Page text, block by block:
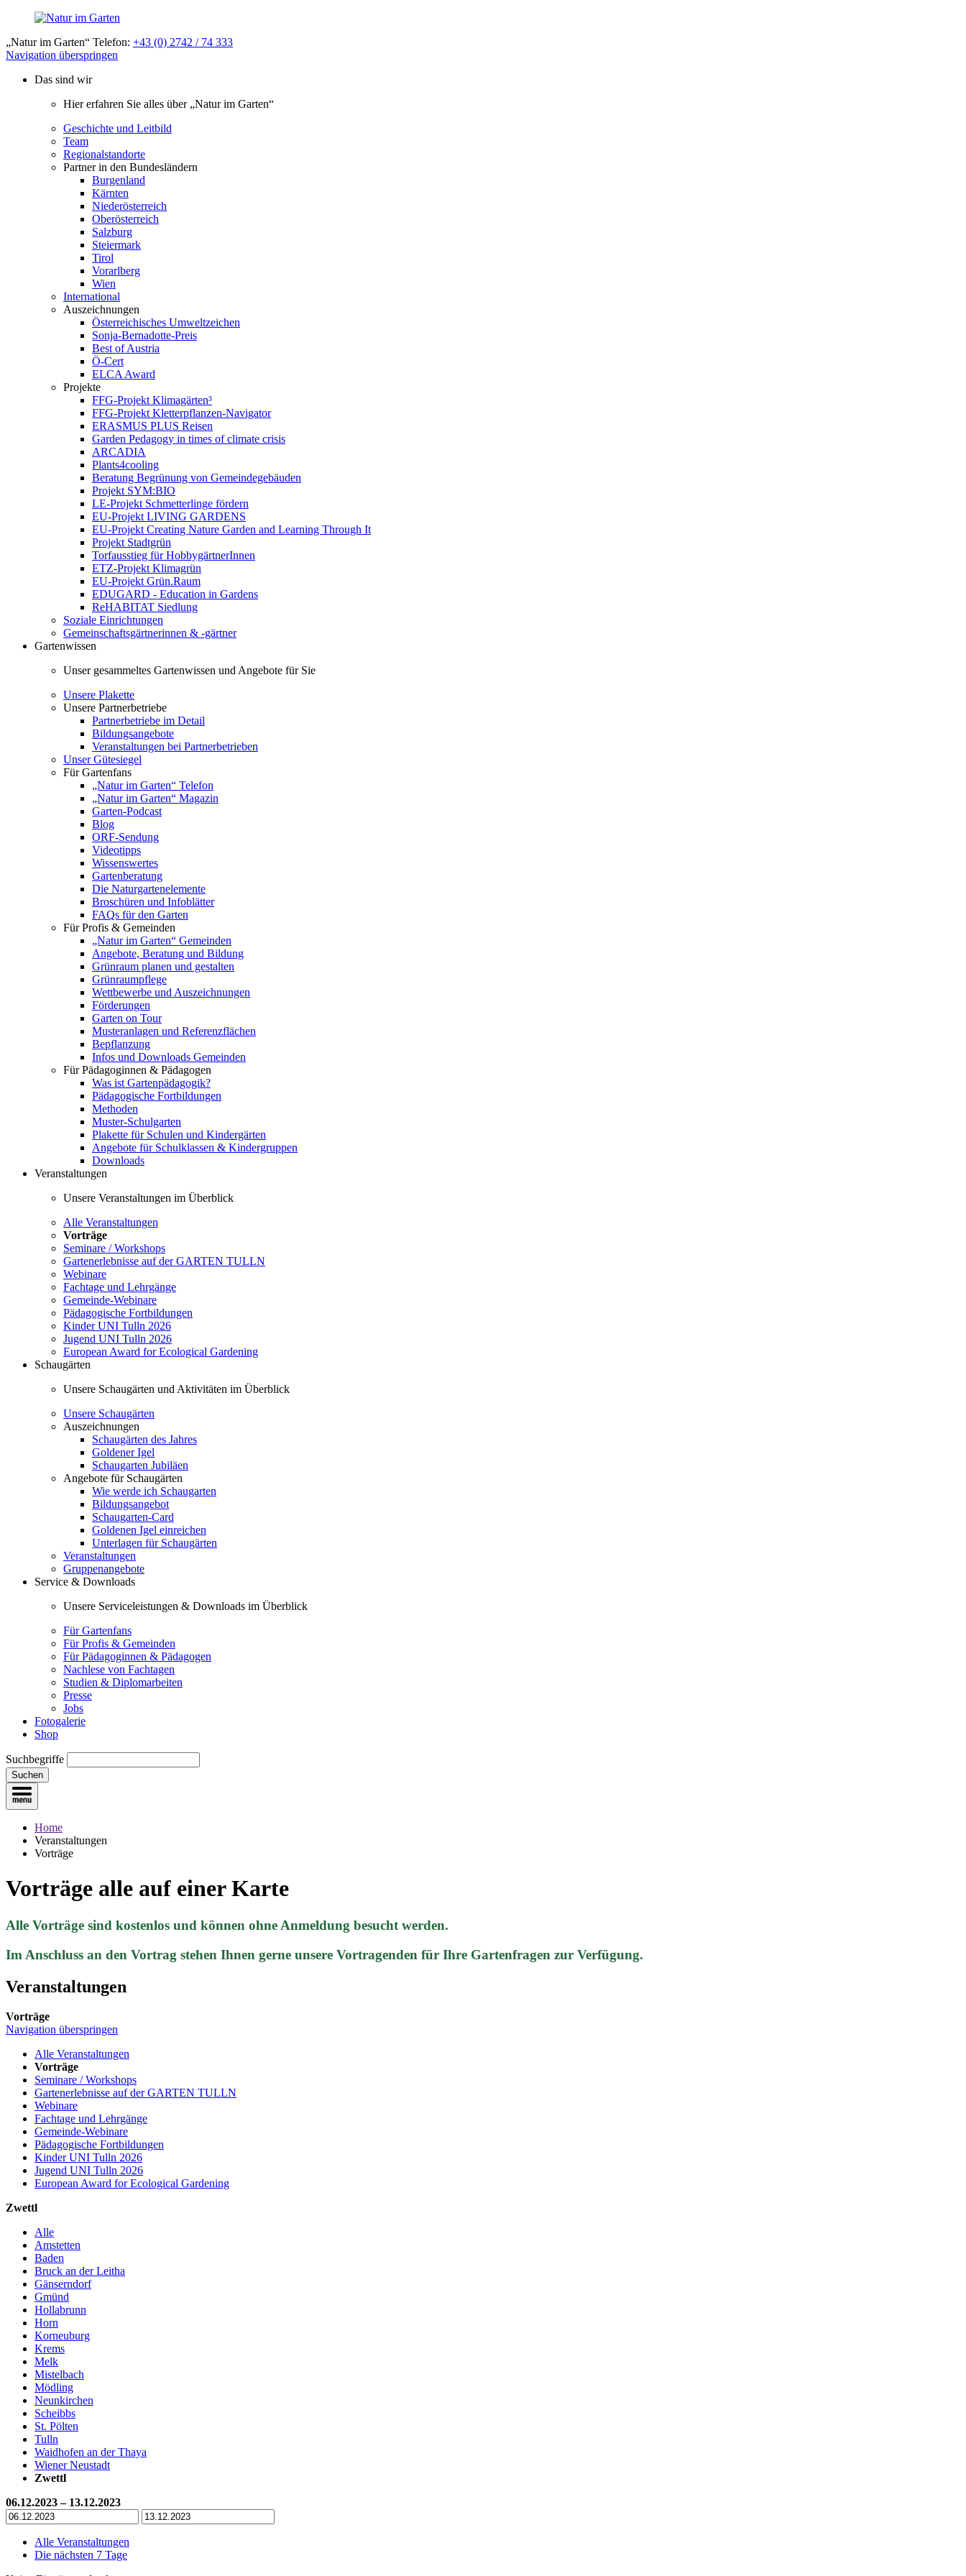
„Natur im Garten“ Telefon: +43 (0) 2742 / 74 333
Navigation überspringen
Das sind wir
Hier erfahren Sie alles über „Natur im Garten“
Geschichte und Leitbild
Team
Regionalstandorte
Partner in den Bundesländern
Burgenland
Kärnten
Niederösterreich
Oberösterreich
Salzburg
Steiermark
Tirol
Vorarlberg
Wien
International
Auszeichnungen
Österreichisches Umweltzeichen
Sonja-Bernadotte-Preis
Best of Austria
Ö-Cert
ELCA Award
Projekte
FFG-Projekt Klimagärten³
FFG-Projekt Kletterpflanzen-Navigator
ERASMUS PLUS Reisen
Garden Pedagogy in times of climate crisis
ARCADIA
Plants4cooling
Beratung Begrünung von Gemeindegebäuden
Projekt SYM:BIO
LE-Projekt Schmetterlinge fördern
EU-Projekt LIVING GARDENS
EU-Projekt Creating Nature Garden and Learning Through It
Projekt Stadtgrün
Torfausstieg für HobbygärtnerInnen
ETZ-Projekt Klimagrün
EU-Projekt Grün.Raum
EDUGARD - Education in Gardens
ReHABITAT Siedlung
Soziale Einrichtungen
Gemeinschaftsgärtnerinnen & -gärtner
Gartenwissen
Unser gesammeltes Gartenwissen und Angebote für Sie
Unsere Plakette
Unsere Partnerbetriebe
Partnerbetriebe im Detail
Bildungsangebote
Veranstaltungen bei Partnerbetrieben
Unser Gütesiegel
Für Gartenfans
„Natur im Garten“ Telefon
„Natur im Garten“ Magazin
Garten-Podcast
Blog
ORF-Sendung
Videotipps
Wissenswertes
Gartenberatung
Die Naturgartenelemente
Broschüren und Infoblätter
FAQs für den Garten
Für Profis & Gemeinden
„Natur im Garten“ Gemeinden
Angebote, Beratung und Bildung
Grünraum planen und gestalten
Grünraumpflege
Wettbewerbe und Auszeichnungen
Förderungen
Garten on Tour
Musteranlagen und Referenzflächen
Bepflanzung
Infos und Downloads Gemeinden
Für Pädagoginnen & Pädagogen
Was ist Gartenpädagogik?
Pädagogische Fortbildungen
Methoden
Muster-Schulgarten
Plakette für Schulen und Kindergärten
Angebote für Schulklassen & Kindergruppen
Downloads
Veranstaltungen
Unsere Veranstaltungen im Überblick
Alle Veranstaltungen
Vorträge
Seminare / Workshops
Gartenerlebnisse auf der GARTEN TULLN
Webinare
Fachtage und Lehrgänge
Gemeinde-Webinare
Pädagogische Fortbildungen
Kinder UNI Tulln 2026
Jugend UNI Tulln 2026
European Award for Ecological Gardening
Schaugärten
Unsere Schaugärten und Aktivitäten im Überblick
Unsere Schaugärten
Auszeichnungen
Schaugärten des Jahres
Goldener Igel
Schaugarten Jubiläen
Angebote für Schaugärten
Wie werde ich Schaugarten
Bildungsangebot
Schaugarten-Card
Goldenen Igel einreichen
Unterlagen für Schaugärten
Veranstaltungen
Gruppenangebote
Service & Downloads
Unsere Serviceleistungen & Downloads im Überblick
Für Gartenfans
Für Profis & Gemeinden
Für Pädagoginnen & Pädagogen
Nachlese von Fachtagen
Studien & Diplomarbeiten
Presse
Jobs
Fotogalerie
Shop
Suchbegriffe
Suchen
Home
Veranstaltungen
Vorträge
Vorträge alle auf einer Karte
Alle Vorträge sind kostenlos und können ohne Anmeldung besucht werden.
Im Anschluss an den Vortrag stehen Ihnen gerne unsere Vortragenden für Ihre Gartenfragen zur Verfügung.
Veranstaltungen
Vorträge
Navigation überspringen
Alle Veranstaltungen
Vorträge
Seminare / Workshops
Gartenerlebnisse auf der GARTEN TULLN
Webinare
Fachtage und Lehrgänge
Gemeinde-Webinare
Pädagogische Fortbildungen
Kinder UNI Tulln 2026
Jugend UNI Tulln 2026
European Award for Ecological Gardening
Zwettl
Alle
Amstetten
Baden
Bruck an der Leitha
Gänserndorf
Gmünd
Hollabrunn
Horn
Korneuburg
Krems
Melk
Mistelbach
Mödling
Neunkirchen
Scheibbs
St. Pölten
Tulln
Waidhofen an der Thaya
Wiener Neustadt
Zwettl
06.12.2023 – 13.12.2023
Alle Veranstaltungen
Die nächsten 7 Tage